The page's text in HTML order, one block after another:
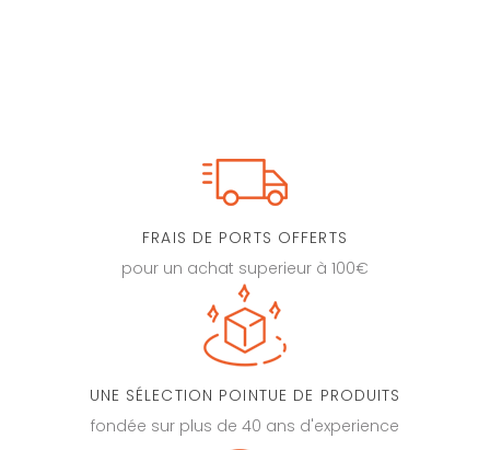
FRAIS DE PORTS OFFERTS
pour un achat superieur à 100€
UNE SÉLECTION POINTUE DE PRODUITS
fondée sur plus de 40 ans d'experience